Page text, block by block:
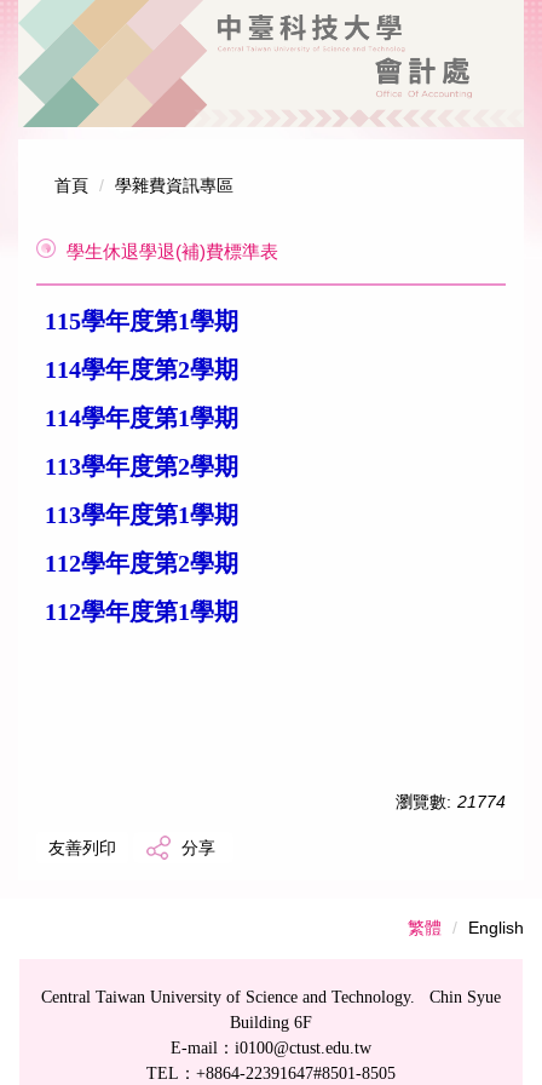
跳
主
要
內
首頁 學雜費資訊專區
學生休退學退(補)費標準表
115學年度第1學期
114學年度第2學期
114學年度第1學期
113學年度第2學期
113學年度第1學期
112學年度第2學期
112學年度第1學期
瀏覽數: 21774
友善列印 分享
繁體 English
Central Taiwan University of Science and Technology. Chin Syue
Building 6F
E-mail：i0100@ctust.edu.tw
TEL：+8864-22391647#8501-8505